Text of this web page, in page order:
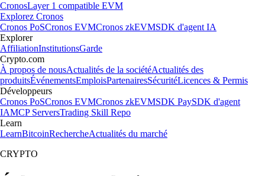
CronosLayer 1 compatible EVM
Explorez Cronos
Cronos PoSCronos EVMCronos zkEVMSDK d'agent IA
Explorer
AffiliationInstitutionsGarde
Crypto.com
À propos de nousActualités de la sociétéActualités des
produitsÉvénementsEmploisPartenairesSécuritéLicences & Permis
Développeurs
Cronos PoSCronos EVMCronos zkEVMSDK PaySDK d'agent
IAMCP ServersTrading Skill Repo
Learn
LearnBitcoinRechercheActualités du marché
CRYPTO